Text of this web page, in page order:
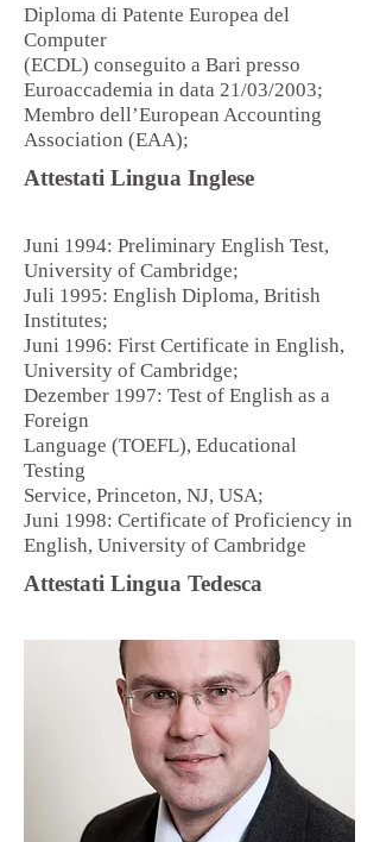
Diploma di Patente Europea del
Computer
(ECDL) conseguito a Bari presso
Euroaccademia in data 21/03/2003;
Membro dell’European Accounting
Association (EAA);
Attestati Lingua Inglese
Juni 1994: Preliminary English Test,
University of Cambridge;
Juli 1995: English Diploma, British
Institutes;
Juni 1996: First Certificate in English,
University of Cambridge;
Dezember 1997: Test of English as a
Foreign
Language (TOEFL), Educational
Testing
Service, Princeton, NJ, USA;
Juni 1998: Certificate of Proficiency in
English, University of Cambridge
Attestati Lingua Tedesca